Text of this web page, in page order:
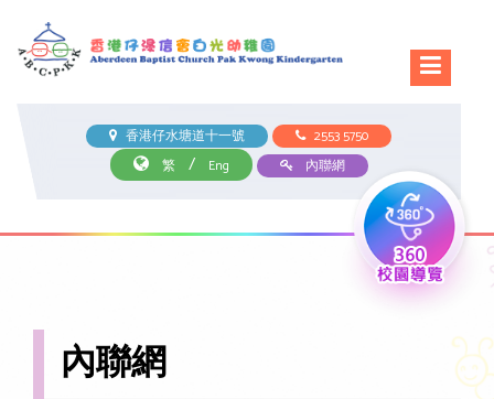
香港仔水塘道十一號
2553 5750
繁
/ Eng 內聯網
內聯網